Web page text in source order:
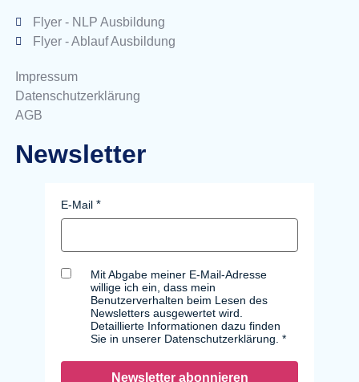
Flyer - NLP Ausbildung
Flyer - Ablauf Ausbildung
Impressum
Datenschutzerklärung
AGB
Newsletter
E-Mail
Mit Abgabe meiner E-Mail-Adresse
willige ich ein, dass mein
Benutzerverhalten beim Lesen des
Newsletters ausgewertet wird.
Detaillierte Informationen dazu finden
Sie in unserer Datenschutzerklärung.
Newsletter abonnieren